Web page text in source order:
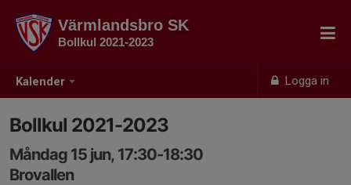
Kalender Logga in
Värmlandsbro SK
Bollkul 2021-2023
Bollkul 2021-2023
Måndag 15 jun, 17:30-18:30
Brovallen